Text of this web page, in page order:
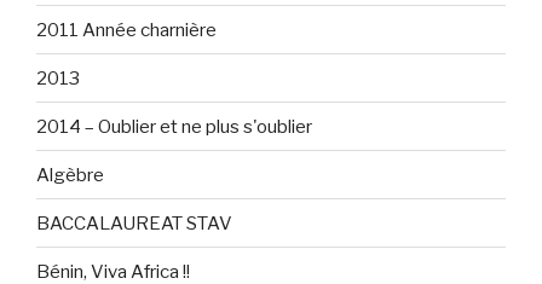
2011 Année charnière
2013
2014 – Oublier et ne plus s'oublier
Algèbre
BACCALAUREAT STAV
Bénin, Viva Africa !!